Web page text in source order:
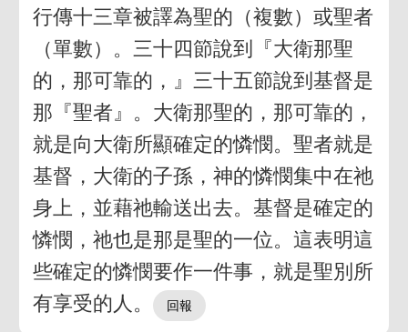
行傳十三章被譯為聖的（複數）或聖者
（單數）。三十四節說到『大衛那聖
的，那可靠的，』三十五節說到基督是
那『聖者』。大衛那聖的，那可靠的，
就是向大衛所顯確定的憐憫。聖者就是
基督，大衛的子孫，神的憐憫集中在祂
身上，並藉祂輸送出去。基督是確定的
憐憫，祂也是那是聖的一位。這表明這
些確定的憐憫要作一件事，就是聖別所
有享受的人。